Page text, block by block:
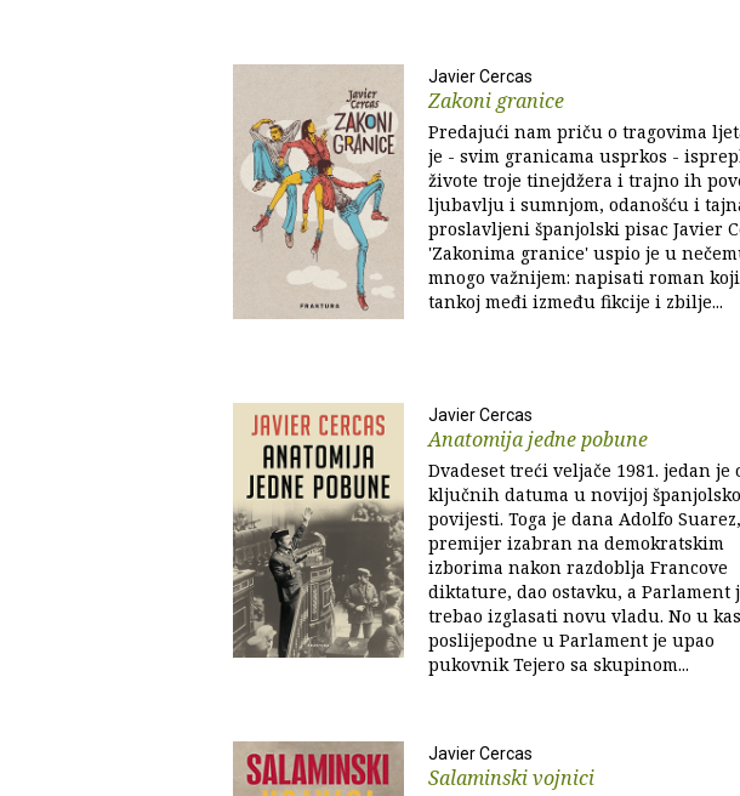
Javier Cercas
Zakoni granice
Predajući nam priču o tragovima
je - svim granicama usprkos -
živote troje tinejdžera i trajno ih
ljubavlju i sumnjom, odanošću i
proslavljeni španjolski pisac Javier
'Zakonima granice' uspio je u
mnogo važnijem: napisati roman
tankoj međi između fikcije i zbilje...
Javier Cercas
Anatomija jedne pobune
Dvadeset treći veljače 1981. jedan je
ključnih datuma u novijoj
povijesti. Toga je dana Adolfo
premijer izabran na demokratskim
izborima nakon razdoblja Francove
diktature, dao ostavku, a Parlament
trebao izglasati novu vladu. No u
poslijepodne u Parlament je upao
pukovnik Tejero sa skupinom...
Javier Cercas
Salaminski vojnici